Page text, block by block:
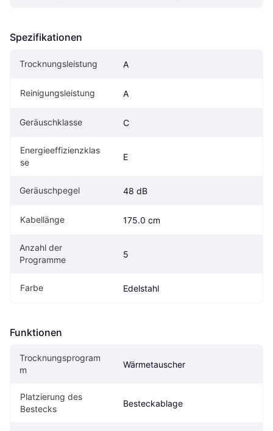
Spezifikationen
Trocknungsleistung A
Reinigungsleistung A
Geräuschklasse C
Energieeffizienzklas
se
E
Geräuschpegel 48 dB
Kabellänge 175.0 cm
Anzahl der
Programme
5
Farbe Edelstahl
Funktionen
Trocknungsprogram
m
Wärmetauscher
Platzierung des
Bestecks
Besteckablage